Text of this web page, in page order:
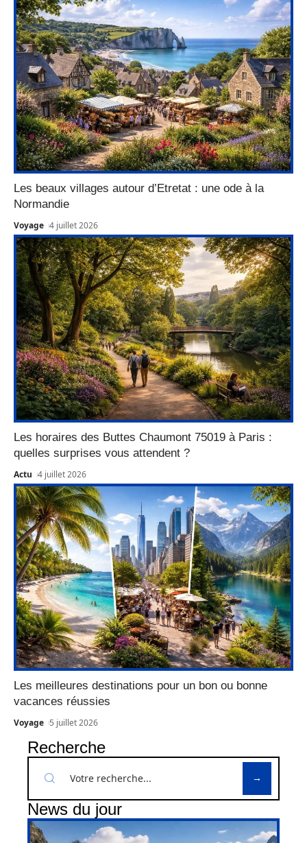
Les beaux villages autour d’Etretat : une ode à la
Normandie
Voyage 4 juillet 2026
Les horaires des Buttes Chaumont 75019 à Paris :
quelles surprises vous attendent ?
Actu 4 juillet 2026
Les meilleures destinations pour un bon ou bonne
vacances réussies
Voyage 5 juillet 2026
Recherche
News du jour